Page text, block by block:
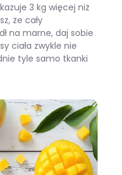
3 kg więcej niż
że cały
na marne, daj sobie
ciała zwykle nie
tyle samo tkanki